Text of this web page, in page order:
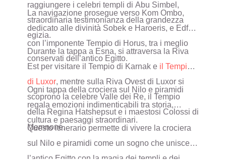
raggiungere i celebri templi di Abu Simbel,
straordinaria testimonianza della grandezza
egizia.
La navigazione prosegue verso Kom Ombo,
dedicato alle divinità Sobek e Haroeris, e Edfu,
con l’imponente Tempio di Horus, tra i meglio
conservati dell’antico Egitto.
Durante la tappa a Esna, si attraversa la Riva
Est per visitare il Tempio di Karnak e il Tempio
di Luxor, mentre sulla Riva Ovest di Luxor si
scoprono la celebre Valle dei Re, il Tempio
della Regina Hatshepsut e i maestosi Colossi di
Memnone.
Ogni tappa della crociera sul Nilo e piramidi
regala emozioni indimenticabili tra storia,
cultura e paesaggi straordinari.
Questo itinerario permette di vivere la crociera
sul Nilo e piramidi come un sogno che unisce
l’antico Egitto con la magia dei templi e dei